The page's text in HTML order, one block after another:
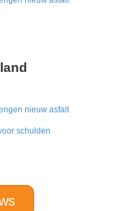
nieuw asfalt
schulden